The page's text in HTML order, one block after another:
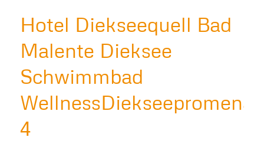
Hotel Diekseequell Bad
Malente Dieksee
Schwimmbad
4